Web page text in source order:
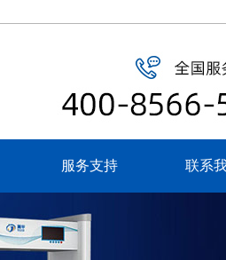
服务支持 联系